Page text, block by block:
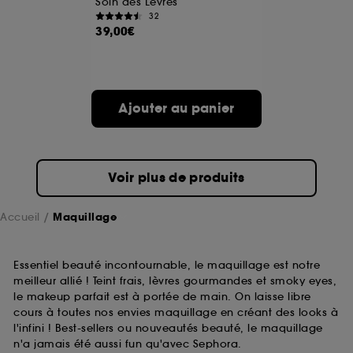
32
39,00€
Ajouter au panier
Voir plus de produits
Accueil Maquillage
Essentiel beauté incontournable, le maquillage est notre
meilleur allié ! Teint frais, lèvres gourmandes et smoky eyes,
le makeup parfait est à portée de main. On laisse libre
cours à toutes nos envies maquillage en créant des looks à
l'infini ! Best-sellers ou nouveautés beauté, le maquillage
n'a jamais été aussi fun qu'avec Sephora.
A l'exception des cookies techniques, le dépôt et la
choix" ci-dessous ou décider de "tout accepter".
Sephora pourra associer les informations de
navigation collectées par ces Cookies, pour les
sur "continuer sans accepter". Voous pouvez à tout
moment choisir de retirer votrte consentement. Si vous
souhaitez obtenir plus d'information sur les cookies